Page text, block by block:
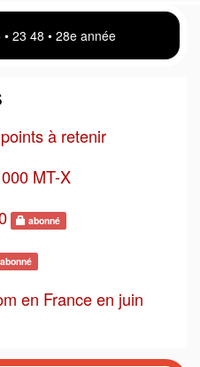
23:48 • 28e année
à retenir
MT-X
abonné
abonné
en France en juin